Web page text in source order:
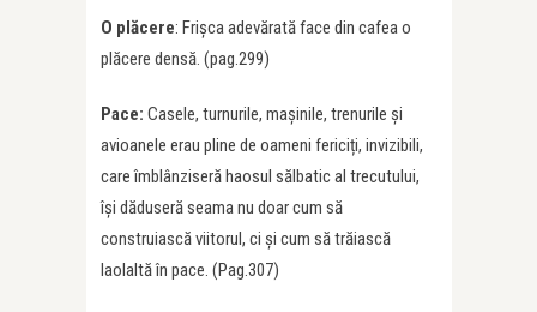
O plăcere: Frișca adevărată face din cafea o
plăcere densă. (pag.299)
Pace: Casele, turnurile, mașinile, trenurile și
avioanele erau pline de oameni fericiți, invizibili,
care îmblânziseră haosul sălbatic al trecutului,
își dăduseră seama nu doar cum să
construiască viitorul, ci și cum să trăiască
laolaltă în pace. (Pag.307)